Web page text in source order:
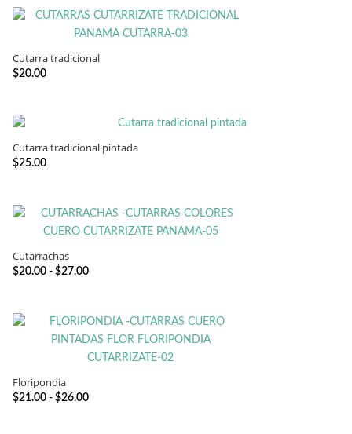
Cutarra tradicional
$20.00
SELECCIONAR OPCIONES
Cutarra tradicional pintada
$25.00
Cutarrachas
$20.00 - $27.00Rango
desde
$20.00
hasta
Floripondia
$21.00 - $26.00Rango